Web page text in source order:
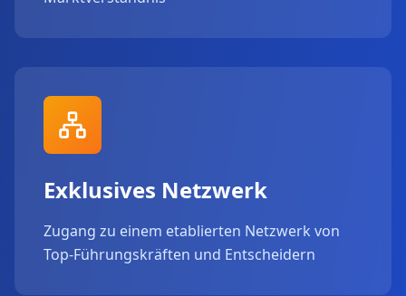
Exklusives Netzwerk
Zugang zu einem etablierten Netzwerk von
Top-Führungskräften und Entscheidern